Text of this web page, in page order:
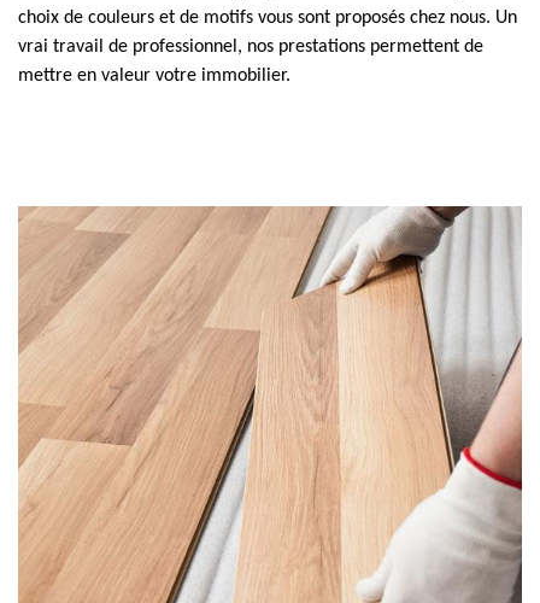
choix de couleurs et de motifs vous sont proposés chez nous. Un
vrai travail de professionnel, nos prestations permettent de
mettre en valeur votre immobilier.